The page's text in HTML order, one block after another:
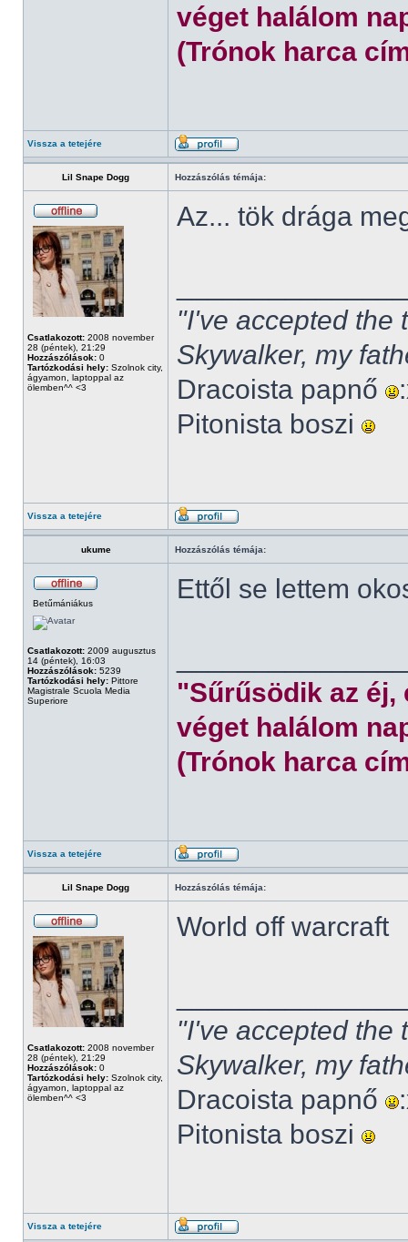
véget halálom
(Trónok harca
Vissza a tetejére
Lil Snape Dogg Hozzászólás témája:
Csatlakozott: 2008 november
28 (péntek), 21:29
Hozzászólások: 0
Tartózkodási hely: Szolnok city,
ágyamon, laptoppal az
ölemben^^ <3
Az... tök drága
"I've accepted the
Skywalker, my
Dracoista papnő
Pitonista boszi
Vissza a tetejére
ukume Hozzászólás témája:
Betűmániákus
Csatlakozott: 2009 augusztus
14 (péntek), 16:03
Hozzászólások: 5239
Tartózkodási hely: Pittore
Magistrale Scuola Media
Superiore
Ettől se lettem
"Sűrűsödik az éj,
véget halálom
(Trónok harca
Vissza a tetejére
Lil Snape Dogg Hozzászólás témája:
Csatlakozott: 2008 november
28 (péntek), 21:29
Hozzászólások: 0
Tartózkodási hely: Szolnok city,
ágyamon, laptoppal az
ölemben^^ <3
World off warcraft
"I've accepted the
Skywalker, my
Dracoista papnő
Pitonista boszi
Vissza a tetejére